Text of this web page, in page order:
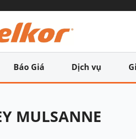
Báo Giá Dịch vụ
MULSANNE